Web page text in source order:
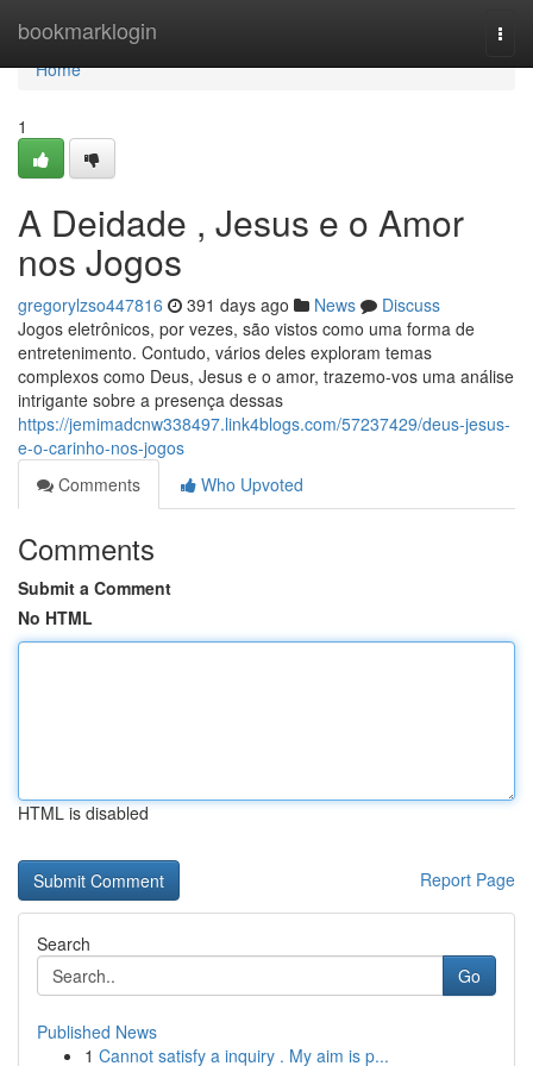
bookmarklogin
Home
Home
1
A Deidade , Jesus e o Amor
nos Jogos
gregorylzso447816 391 days ago News
Discuss
Jogos eletrônicos, por vezes, são vistos como uma forma de
entretenimento. Contudo, vários deles exploram temas
complexos como Deus, Jesus e o amor, trazemo-vos uma análise
intrigante sobre a presença dessas
https://jemimadcnw338497.link4blogs.com/57237429/deus-jesus-
e-o-carinho-nos-jogos
Comments
Who Upvoted
Comments
Submit a Comment
No HTML
HTML is disabled
Report Page
Search
Go
Published News
1 Cannot satisfy a inquiry . My aim is p...